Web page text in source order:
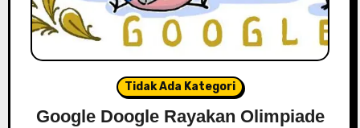
Tidak Ada Kategori
Google Doogle Rayakan Olimpiade